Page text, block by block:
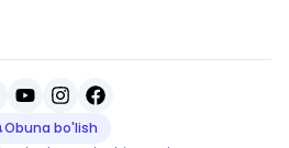
Obuna bo'lish